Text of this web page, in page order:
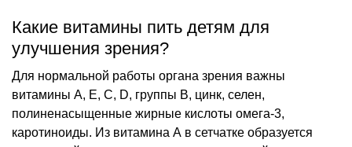
Какие витамины пить детям для
улучшения зрения?
Для нормальной работы органа зрения важны
витамины А, Е, С, D, группы В, цинк, селен,
полиненасыщенные жирные кислоты омега-3,
каротиноиды. Из витамина А в сетчатке образуется